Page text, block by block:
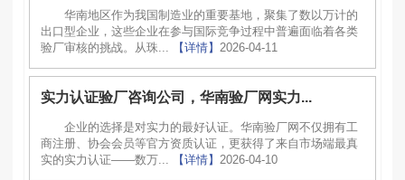
华南地区作为我国制造业的重要基地，聚集了数以万计的
出口型企业，这些企业在参与国际竞争过程中普遍面临着各类
验厂审核的挑战。从珠...
【详情】 2026-04-11
实力认证验厂咨询公司，华南验厂网实力...
企业的选择是对实力的最好认证。华南验厂网不仅拥有工
商注册、协会会员等官方资质认证，更获得了来自市场端最真
实的实力认证——数万...
【详情】 2026-04-10